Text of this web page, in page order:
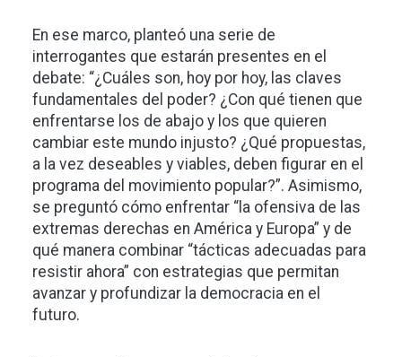
En ese marco, planteó una serie de
interrogantes que estarán presentes en el
debate: “¿Cuáles son, hoy por hoy, las claves
fundamentales del poder? ¿Con qué tienen que
enfrentarse los de abajo y los que quieren
cambiar este mundo injusto? ¿Qué propuestas,
a la vez deseables y viables, deben figurar en el
programa del movimiento popular?”. Asimismo,
se preguntó cómo enfrentar “la ofensiva de las
extremas derechas en América y Europa” y de
qué manera combinar “tácticas adecuadas para
resistir ahora” con estrategias que permitan
avanzar y profundizar la democracia en el
futuro.